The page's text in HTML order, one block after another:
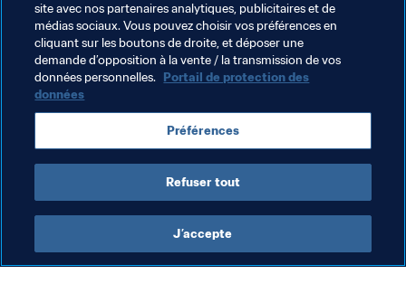
Thèmes en lien
Groupe d'Étude Technique (TSG)
Compétitions FIFA Solomon Islands Tahiti
OFC
site avec nos partenaires analytiques, publicitaires et de
médias sociaux. Vous pouvez choisir vos préférences en
cliquant sur les boutons de droite, et déposer une
demande d’opposition à la vente / la transmission de vos
données personnelles. Portail de protection des
données
Préférences
Refuser tout
J’accepte